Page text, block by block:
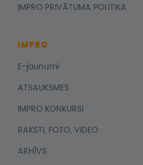
IMPRO PRIVĀTUMA POLITIKA
IMPRO
E-jaunumi
ATSAUKSMES
IMPRO KONKURSI
RAKSTI, FOTO, VIDEO
ARHĪVS